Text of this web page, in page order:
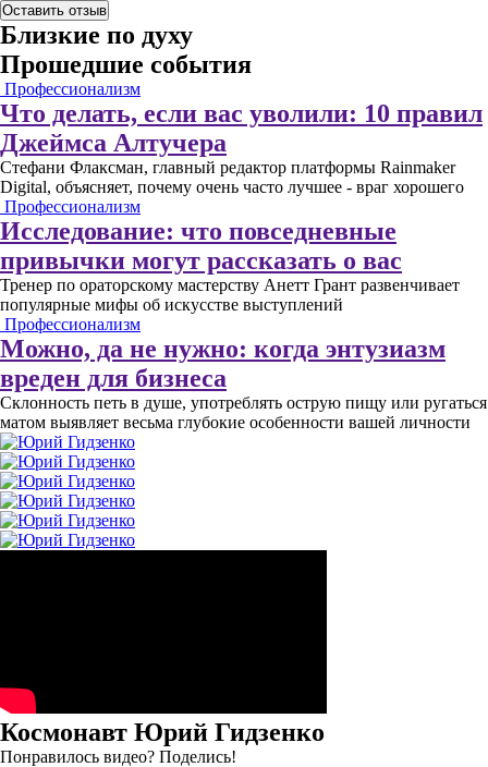
Оставить отзыв
Близкие по духу
Прошедшие события
Профессионализм
Что делать, если вас уволили: 10 правил
Джеймса Алтучера
Стефани Флаксман, главный редактор платформы Rainmaker
Digital, объясняет, почему очень часто лучшее - враг хорошего
Профессионализм
Исследование: что повседневные
привычки могут рассказать о вас
Тренер по ораторскому мастерству Анетт Грант развенчивает
популярные мифы об искусстве выступлений
Профессионализм
Можно, да не нужно: когда энтузиазм
вреден для бизнеса
Склонность петь в душе, употреблять острую пищу или ругаться
матом выявляет весьма глубокие особенности вашей личности
Космонавт Юрий Гидзенко
Понравилось видео? Поделись!